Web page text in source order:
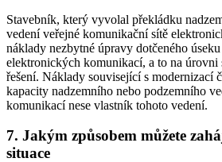
Stavebník, který vyvolal překládku
vedení veřejné komunikační sítě
náklady nezbytné úpravy dotčeného
elektronických komunikací, a to na úrovni
řešení. Náklady související s modernizací
kapacity nadzemního nebo podzemního
komunikací nese vlastník tohoto vedení.
7. Jakým způsobem můžete
situace